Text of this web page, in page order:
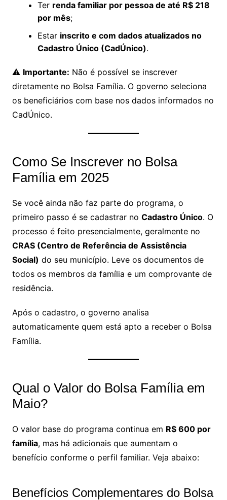
Ter renda familiar por pessoa de até R$ 218
por mês;
Estar inscrito e com dados atualizados no
Cadastro Único (CadÚnico).
⚠️ Importante: Não é possível se inscrever
diretamente no Bolsa Família. O governo seleciona
os beneficiários com base nos dados informados no
CadÚnico.
Como Se Inscrever no Bolsa
Família em 2025
Se você ainda não faz parte do programa, o
primeiro passo é se cadastrar no Cadastro Único. O
processo é feito presencialmente, geralmente no
CRAS (Centro de Referência de Assistência
Social) do seu município. Leve os documentos de
todos os membros da família e um comprovante de
residência.
Após o cadastro, o governo analisa
automaticamente quem está apto a receber o Bolsa
Família.
Qual o Valor do Bolsa Família em
Maio?
O valor base do programa continua em R$ 600 por
família, mas há adicionais que aumentam o
benefício conforme o perfil familiar. Veja abaixo:
Benefícios Complementares do Bolsa